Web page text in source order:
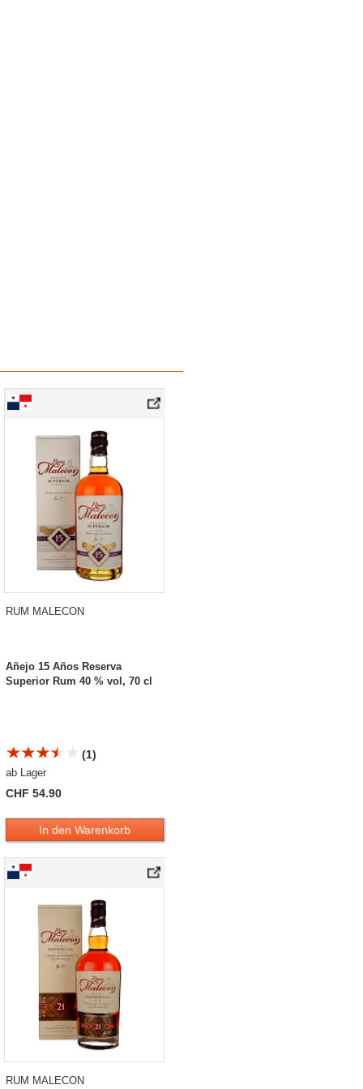
RUM MALECON
Añejo 15 Años Reserva
Superior Rum 40 % vol, 70 cl
(1)
ab Lager
CHF 54.90
In den Warenkorb
RUM MALECON